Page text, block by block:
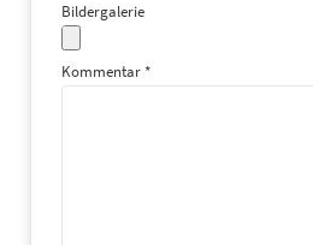
(3)
a)
Bildergalerie
Kommentar *